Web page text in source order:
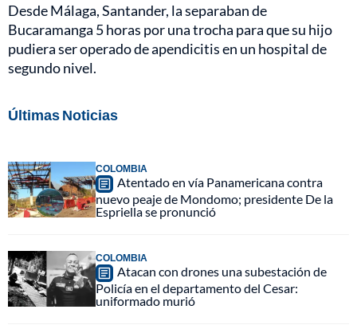
Desde Málaga, Santander, la separaban de
Bucaramanga 5 horas por una trocha para que su hijo
pudiera ser operado de apendicitis en un hospital de
segundo nivel.
Últimas Noticias
COLOMBIA
Atentado en vía Panamericana contra
nuevo peaje de Mondomo; presidente De la
Espriella se pronunció
COLOMBIA
Atacan con drones una subestación de
Policía en el departamento del Cesar:
uniformado murió